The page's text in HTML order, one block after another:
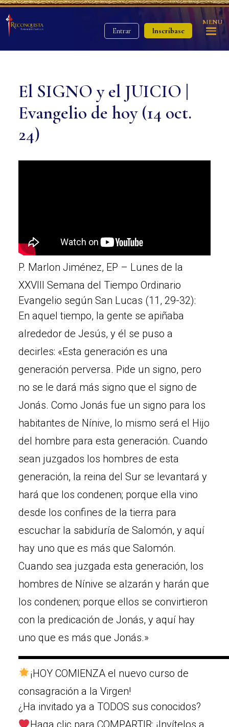
Entrar Inscríbase
MENU
El SIGNO y el JUICIO |
Evangelio de hoy (14 oct.
24)
P. Marlon Jiménez, EP – Lunes de la
XXVIII Semana del Tiempo Ordinario
Evangelio según San Lucas (11, 29-32):
En aquel tiempo, la gente se apiñaba
alrededor de Jesús, y él se puso a
decirles: «Esta generación es una
generación perversa. Pide un signo, pero
no se le dará más signo que el signo de
Jonás. Como Jonás fue un signo para los
habitantes de Nínive, lo mismo será el Hijo
del hombre para esta generación. Cuando
sean juzgados los hombres de esta
generación, la reina del Sur se levantará y
hará que los condenen; porque ella vino
desde los confines de la tierra para
escuchar la sabiduría de Salomón, y aquí
hay uno que es más que Salomón.
Cuando sea juzgada esta generación, los
hombres de Nínive se alzarán y harán que
los condenen; porque ellos se convirtieron
con la predicación de Jonás, y aquí hay
uno que es más que Jonás.»
¡HOY COMIENZA el nuevo curso de
consagración a la Virgen!
¿Ha invitado ya a TODOS sus conocidos?
Haga clic para COMPARTIR: ¡Invítelos a